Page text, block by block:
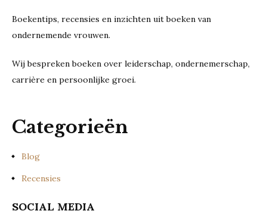
Boekentips, recensies en inzichten uit boeken van
ondernemende vrouwen.
Wij bespreken boeken over leiderschap, ondernemerschap,
carrière en persoonlijke groei.
Categorieën
Blog
Recensies
SOCIAL MEDIA